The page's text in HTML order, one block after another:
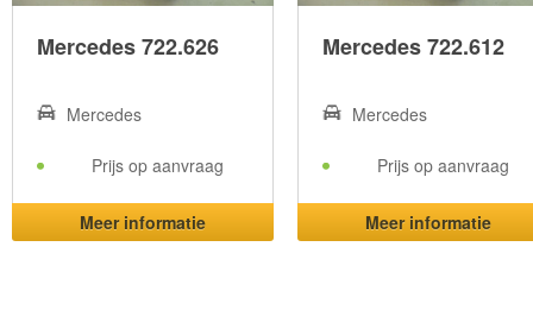
Mercedes 722.626
Mercedes
Prijs op aanvraag
Meer informatie
Mercedes 722.612
Mercedes
Prijs op aanvraag
Meer informatie